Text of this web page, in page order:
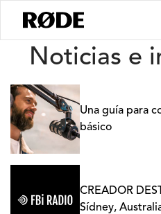
Noticias
Noticias e
Una guía para
básico
CREADOR
Sídney,